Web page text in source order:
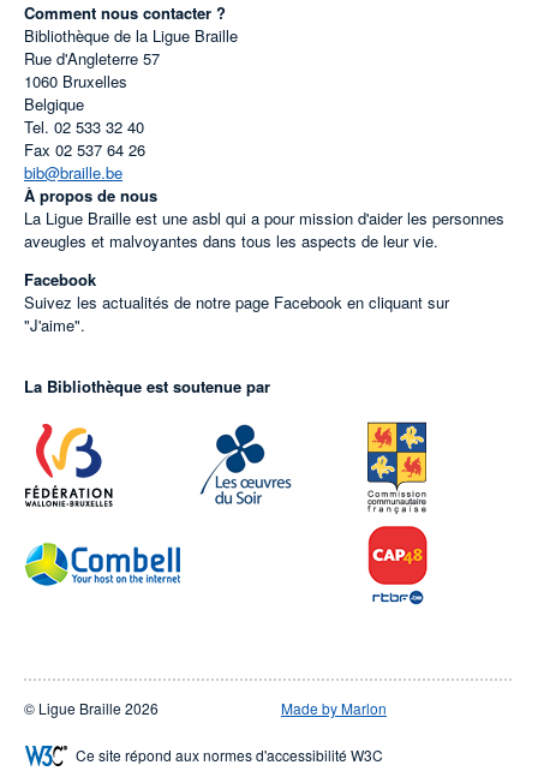
Comment nous contacter ?
Bibliothèque de la Ligue Braille
Rue d'Angleterre 57
1060 Bruxelles
Belgique
Tel. 02 533 32 40
Fax 02 537 64 26
bib@braille.be
À propos de nous
La Ligue Braille est une asbl qui a pour mission d'aider les personnes
aveugles et malvoyantes dans tous les aspects de leur vie.
Facebook
Suivez les actualités de notre page Facebook en cliquant sur
"J'aime".
La Bibliothèque est soutenue par
© Ligue Braille 2026 Made by Marlon
Ce site répond aux normes d'accessibilité W3C